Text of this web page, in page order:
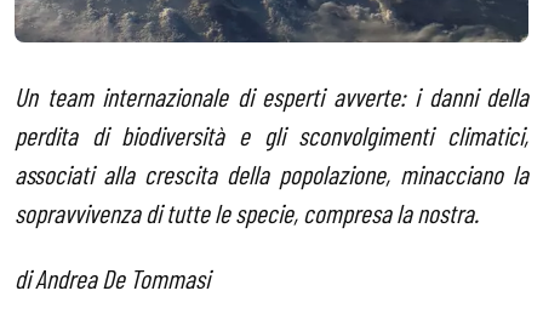
Un team internazionale di esperti avverte: i danni della
perdita di biodiversità e gli sconvolgimenti climatici,
associati alla crescita della popolazione, minacciano la
sopravvivenza di tutte le specie, compresa la nostra.
di Andrea De Tommasi